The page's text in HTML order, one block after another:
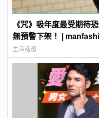
《咒》吸年度最受期待
無預警下架！ |
生活話題